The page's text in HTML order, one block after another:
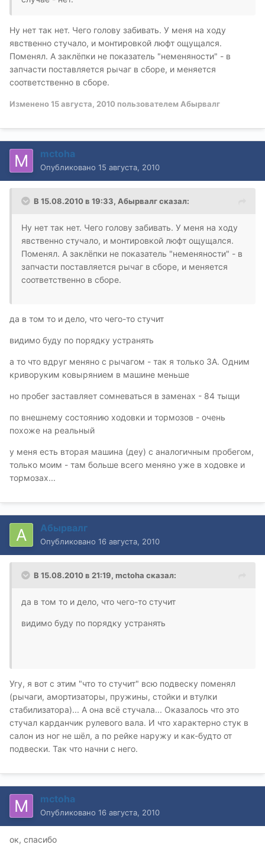
Ну нет так нет. Чего голову забивать. У меня на ходу
явственно стучало, и монтировкой люфт ощущался.
Поменял. А заклёпки не показатель "неменяности" - в
запчасти поставляется рычаг в сборе, и меняется
соответственно в сборе.
Изменено15 августа, 2010 пользователем Абырвалг
mctoha
Опубликовано 15 августа, 2010
В 15.08.2010 в 19:33, Абырвалг сказал:
Ну нет так нет. Чего голову забивать. У меня на ходу
явственно стучало, и монтировкой люфт ощущался.
Поменял. А заклёпки не показатель "неменяности" - в
запчасти поставляется рычаг в сборе, и меняется
соответственно в сборе.
да в том то и дело, что чего-то стучит
видимо буду по порядку устранять
а то что вдруг меняно с рычагом - так я только ЗА. Одним
криворуким ковырянием в машине меньше
но пробег заставляет сомневаться в заменах - 84 тыщи
по внешнему состоянию ходовки и тормозов - очень
похоже на реальный
у меня есть вторая машина (деу) с аналогичным пробегом,
только моим - там больше всего меняно уже в ходовке и
тормозах...
Абырвалг
Опубликовано 16 августа, 2010
В 15.08.2010 в 21:19, mctoha сказал:
да в том то и дело, что чего-то стучит
видимо буду по порядку устранять
Угу, я вот с этим "что то стучит" всю подвеску поменял
(рычаги, амортизаторы, пружины, стойки и втулки
стабилизатора)... А она всё стучала... Оказалось что это
стучал карданчик рулевого вала. И что характерно стук в
салон из ног не шёл, а по рейке наружу и как-будто от
подвески. Так что начни с него.
mctoha
Опубликовано 16 августа, 2010
ок, спасибо